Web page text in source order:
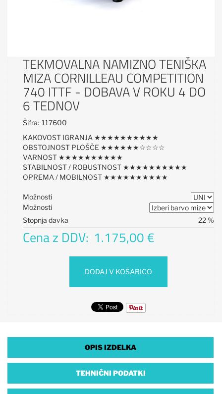
TEKMOVALNA NAMIZNO TENIŠKA
MIZA CORNILLEAU COMPETITION
740 ITTF - DOBAVA V ROKU 4 DO
6 TEDNOV
Šifra: 117600
KAKOVOST IGRANJA ★★★★★★★★★★
OBSTOJNOST PLOŠČE ★★★★★★☆☆☆☆
VARNOST ★★★★★★★★★★
STABILNOST / ROBUSTNOST ★★★★★★★★★★
OPREMA / MOBILNOST ★★★★★★★★★★
Možnosti
Možnosti
Stopnja davka
22 %
Cena z DDV: 1.175,00 €
DODAJ V KOŠARICO
OPIS IZDELKA
TEHNIČNI PODATKI